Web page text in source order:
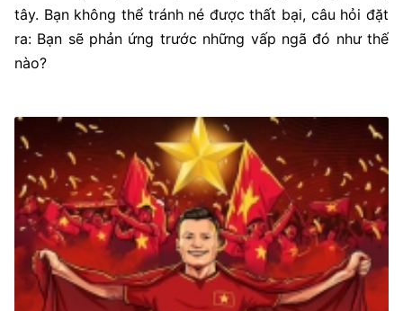
tây. Bạn không thể tránh né được thất bại, câu hỏi đặt
ra: Bạn sẽ phản ứng trước những vấp ngã đó như thế
nào?